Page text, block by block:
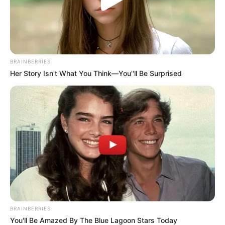
BRAINBERRIES
Her Story Isn't What You Think—You''ll Be Surprised
BRAINBERRIES
You'll Be Amazed By The Blue Lagoon Stars Today